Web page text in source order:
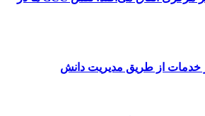
خدمات از طریق مدیریت ‌دانش